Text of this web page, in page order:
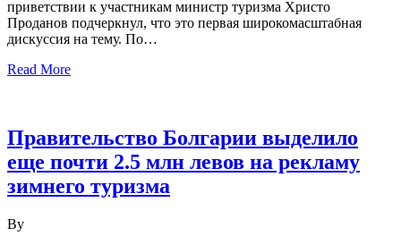
приветствии к участникам министр туризма Христо
Проданов подчеркнул, что это первая широкомасштабная
дискуссия на тему. По…
Read More
Правительство Болгарии выделило
еще почти 2.5 млн левов на рекламу
зимнего туризма
By